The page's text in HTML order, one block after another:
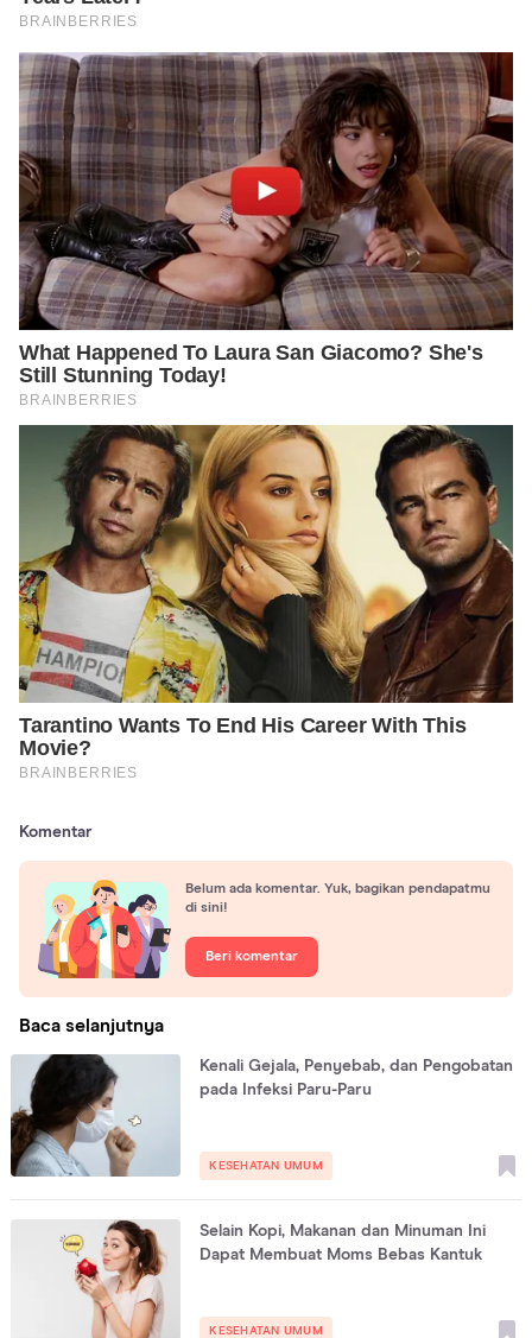
Komentar
Belum ada komentar. Yuk, bagikan pendapatmu
di sini!
Beri komentar
Baca selanjutnya
Kenali Gejala, Penyebab, dan Pengobatan
pada Infeksi Paru-Paru
KESEHATAN UMUM
Selain Kopi, Makanan dan Minuman Ini
Dapat Membuat Moms Bebas Kantuk
KESEHATAN UMUM